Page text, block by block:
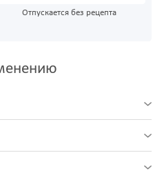
Отпускается без рецепта